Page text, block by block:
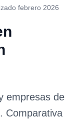
febrero 2026
empresas de
. Comparativa